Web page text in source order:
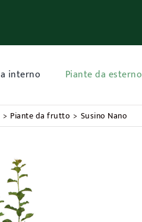
interno Piante da esterno
Piante da frutto Susino Nano